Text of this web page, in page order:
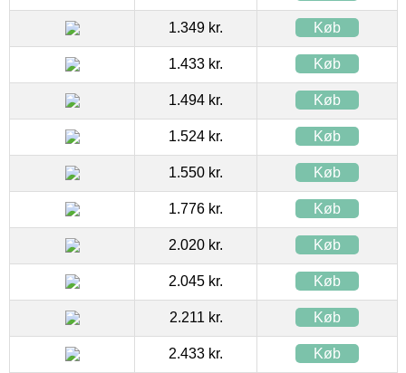
1.349 kr. Køb
1.433 kr. Køb
1.494 kr. Køb
1.524 kr. Køb
1.550 kr. Køb
1.776 kr. Køb
2.020 kr. Køb
2.045 kr. Køb
2.211 kr. Køb
2.433 kr. Køb